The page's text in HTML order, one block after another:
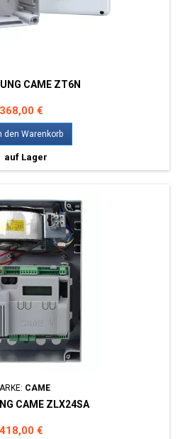
CAME ZT6N
Preis
368,00 €
den Warenkorb
auf Lager
CAME
CAME ZLX24SA
Preis
418,00 €